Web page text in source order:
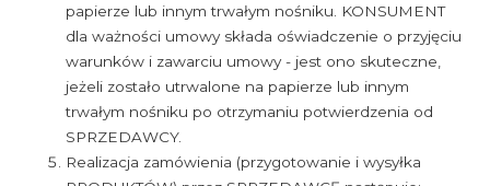
papierze lub innym trwałym nośniku. KONSUMENT
dla ważności umowy składa oświadczenie o przyjęciu
warunków i zawarciu umowy - jest ono skuteczne,
jeżeli zostało utrwalone na papierze lub innym
trwałym nośniku po otrzymaniu potwierdzenia od
SPRZEDAWCY.
Realizacja zamówienia (przygotowanie i wysyłka